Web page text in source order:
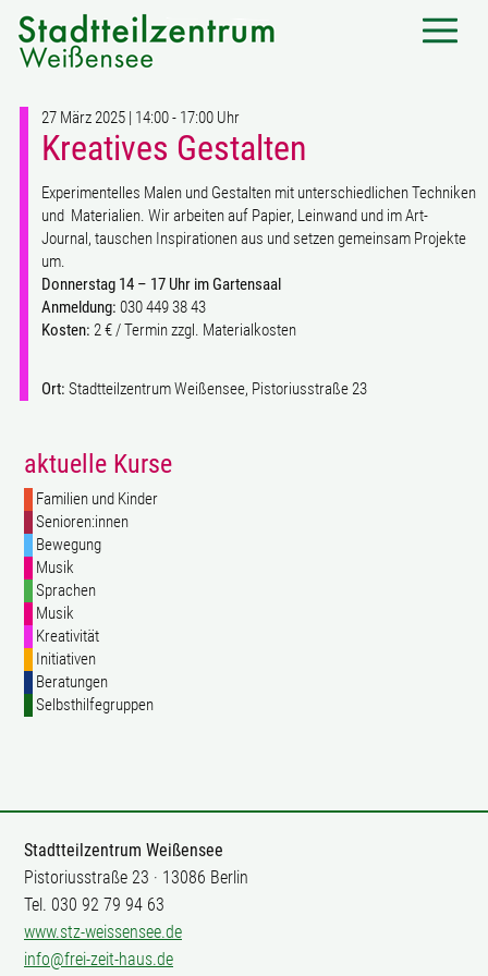
27 März 2025 | 14:00 - 17:00 Uhr
Kreatives Gestalten
Experimentelles Malen und Gestalten mit unterschiedlichen Techniken
und Materialien. Wir arbeiten auf Papier, Leinwand und im Art-
Journal, tauschen Inspirationen aus und setzen gemeinsam Projekte
um.
Donnerstag 14 – 17 Uhr im Gartensaal
Anmeldung: 030 449 38 43
Kosten: 2 € / Termin zzgl. Materialkosten
Ort: Stadtteilzentrum Weißensee, Pistoriusstraße 23
aktuelle Kurse
Familien und Kinder
Senioren:innen
Bewegung
Musik
Sprachen
Musik
Kreativität
Initiativen
Beratungen
Selbsthilfegruppen
Stadtteilzentrum Weißensee
Pistoriusstraße 23 · 13086 Berlin
Tel. 030 92 79 94 63
www.stz-weissensee.de
info@frei-zeit-haus.de